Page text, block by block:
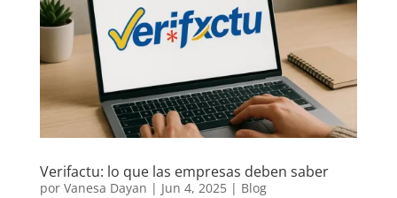
Verifactu: lo que las empresas deben saber
por Vanesa Dayan | Jun 4, 2025| Blog